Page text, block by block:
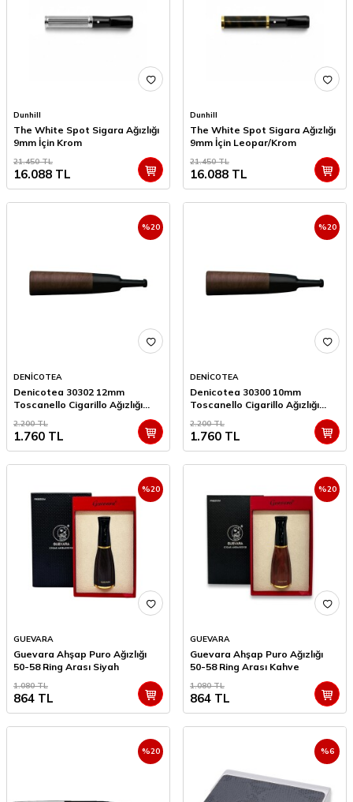
Dunhill
The White Spot Sigara Ağızlığı
9mm İçin Krom
21.450TL
16.088 TL
Dunhill
The White Spot Sigara Ağızlığı
9mm İçin Leopar/Krom
21.450TL
16.088 TL
%20
DENİCOTEA
Denicotea 30302 12mm
Toscanello Cigarillo Ağızlığı
2.200TL
1.760 TL
%20
DENİCOTEA
Denicotea 30300 10mm
Toscanello Cigarillo Ağızlığı
2.200TL
1.760 TL
%20
GUEVARA
Guevara Ahşap Puro Ağızlığı
50-58 Ring Arası Siyah
1.080TL
864 TL
%20
GUEVARA
Guevara Ahşap Puro Ağızlığı
50-58 Ring Arası Kahve
1.080TL
864 TL
%20 %6